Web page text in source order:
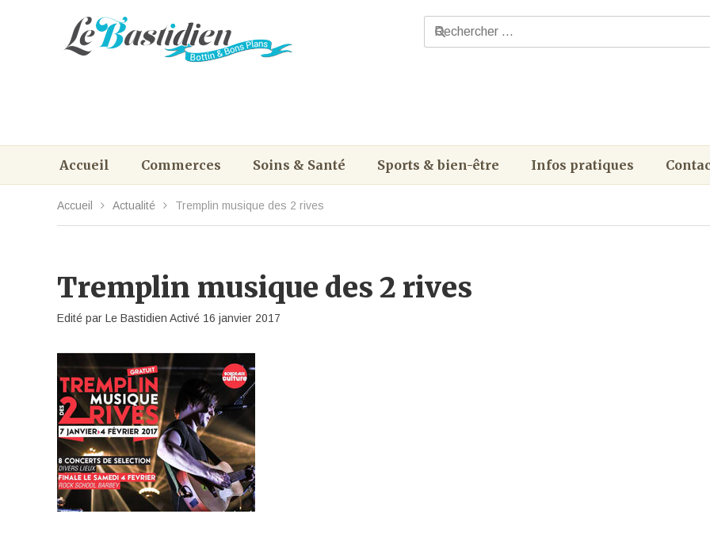
Accueil Commerces Soins & Santé Sports & bien-être Infos pratiques
Accueil Actualité Tremplin musique des 2 rives
Tremplin musique des 2 rives
Edité par Le Bastidien Activé 16 janvier 2017